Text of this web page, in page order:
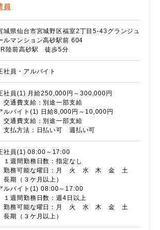
員
城県仙台市宮城野区福室2丁目5-43グランジュ
ルマンション高砂駅前 604
陸前高砂駅 徒歩5分
社員・アルバイト
社員(1) 月給250,000円～300,000円
交通費支給：別途一部支給
ルバイト(1) 日給8,000円～10,000円
交通費支給：別途一部支給
支払方法：日払い可 週払い可
社員(1) 08:00～17:00
１週間勤務日数：指定なし
勤務可能な曜日：月 火 水 木 金 土
長期（３ケ月以上）
ルバイト(1) 08:00～17:00
１週間勤務日数：週4日以上
勤務可能な曜日：月 火 水 木 金 土
長期（３ケ月以上）